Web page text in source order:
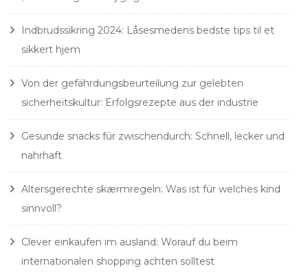
Indbrudssikring 2024: Låsesmedens bedste tips til et
sikkert hjem
Von der gefährdungsbeurteilung zur gelebten
sicherheitskultur: Erfolgsrezepte aus der industrie
Gesunde snacks für zwischendurch: Schnell, lecker und
nahrhaft
Altersgerechte skærmregeln: Was ist für welches kind
sinnvoll?
Clever einkaufen im ausland: Worauf du beim
internationalen shopping achten solltest